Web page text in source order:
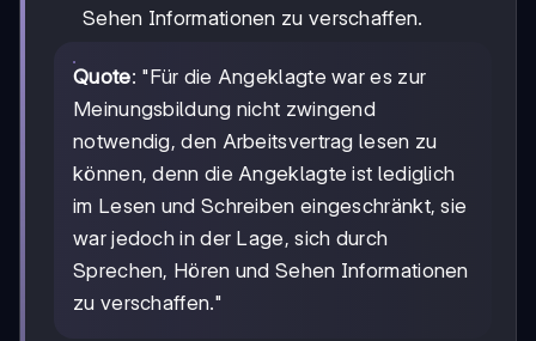
Sehen Informationen zu verschaffen.
Quote: "Für die Angeklagte war es zur
Meinungsbildung nicht zwingend
notwendig, den Arbeitsvertrag lesen zu
können, denn die Angeklagte ist lediglich
im Lesen und Schreiben eingeschränkt, sie
war jedoch in der Lage, sich durch
Sprechen, Hören und Sehen Informationen
zu verschaffen."